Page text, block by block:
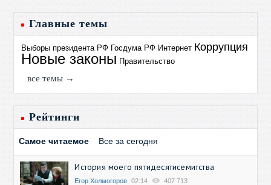
Главные темы
Выборы президента РФ Госдума РФ Интернет Коррупция
Новые законы Правительство
все темы →
Рейтинги
Самое читаемое Все за сегодня
История моего пятидесятисемитства
Егор Холмогоров 02:14 407 713